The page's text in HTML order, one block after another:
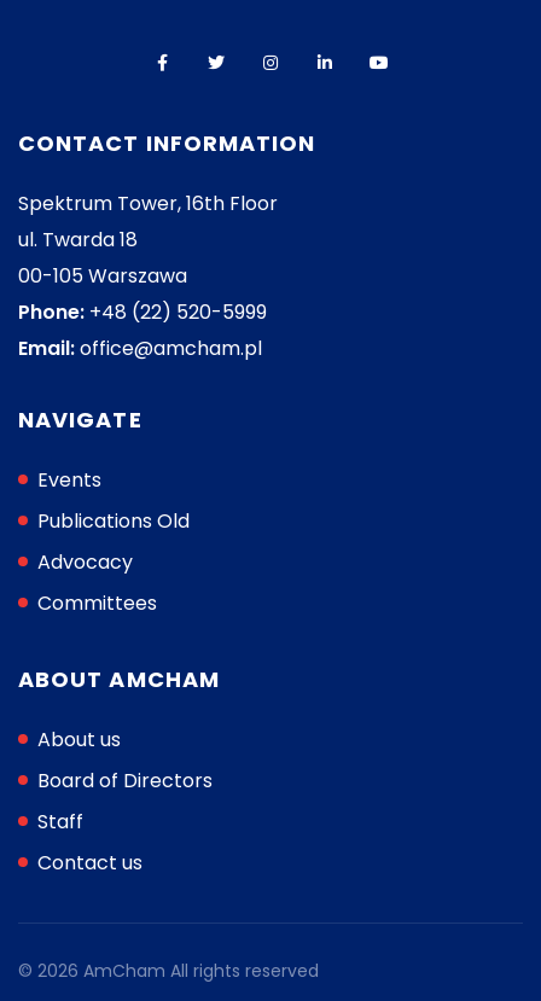
CONTACT INFORMATION
Spektrum Tower, 16th Floor
ul. Twarda 18
00-105 Warszawa
Phone: +48 (22) 520-5999
Email:office@amcham.pl
NAVIGATE
Events
Publications Old
Advocacy
Committees
ABOUT AMCHAM
About us
Board of Directors
Staff
Contact us
© 2026 AmCham All rights reserved